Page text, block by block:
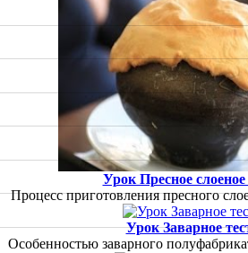
Урок Пресное слоеное
Процесс приготовления пресного
Урок Заварное
Особенностью заварного